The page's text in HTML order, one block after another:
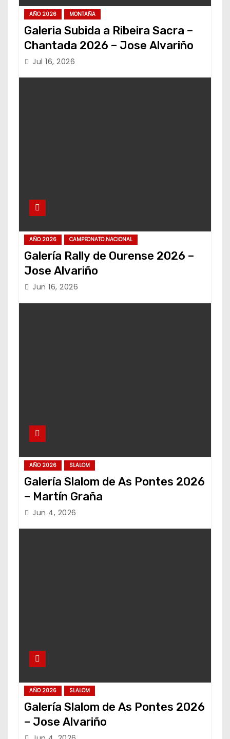
AÑO 2026 MONTAÑA
Galeria Subida a Ribeira Sacra –
Chantada 2026 – Jose Alvariño
Jul 16, 2026
AÑO 2026 CAMPEONATO NACIONAL
Galería Rally de Ourense 2026 –
Jose Alvariño
Jun 16, 2026
AÑO 2026 SLALOM
Galería Slalom de As Pontes 2026
– Martín Graña
Jun 4, 2026
AÑO 2026 SLALOM
Galería Slalom de As Pontes 2026
– Jose Alvariño